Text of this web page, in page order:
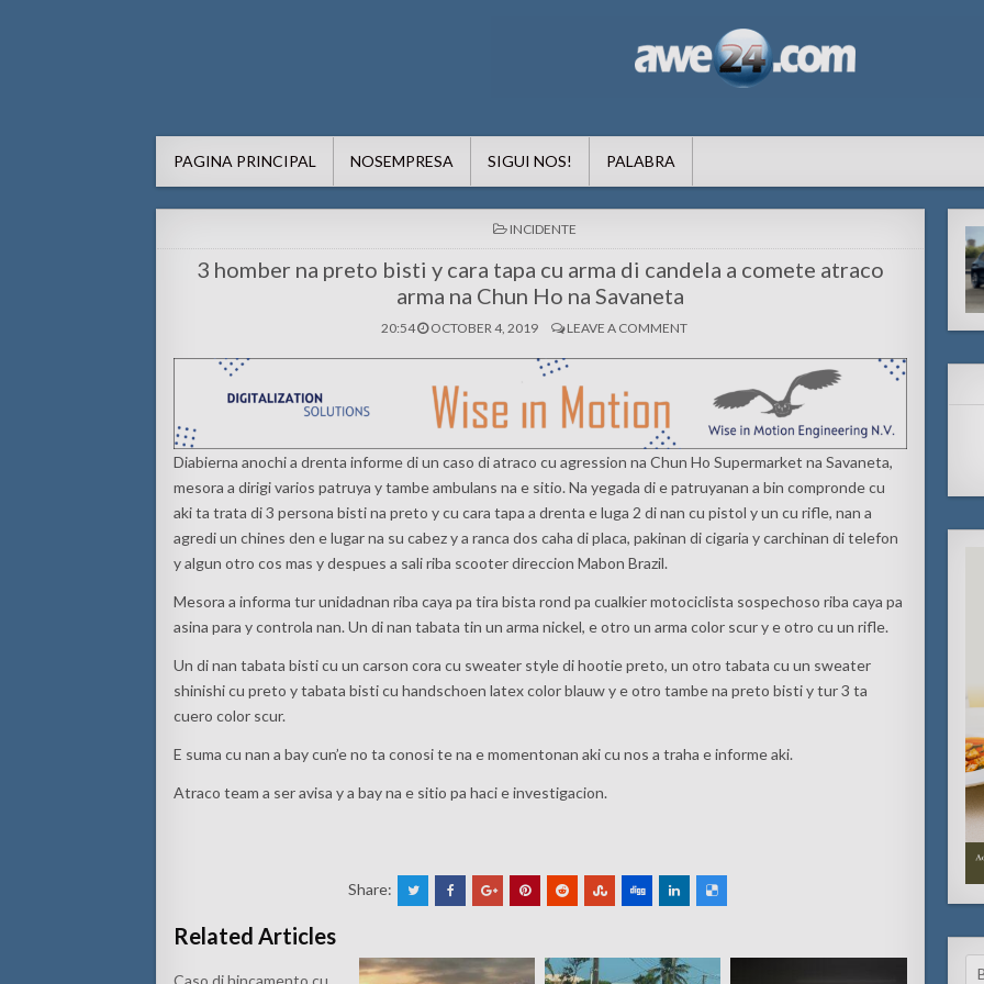
PAGINA PRINCIPAL NOSEMPRESA SIGUI NOS! PALABRA
POSTED
IN
INCIDENTE
3 homber na preto bisti y cara tapa cu arma di candela a comete atraco
arma na Chun Ho na Savaneta
20:54 OCTOBER 4, 2019 LEAVE A COMMENT
Diabierna anochi a drenta informe di un caso di atraco cu agression na Chun Ho Supermarket na Savaneta,
mesora a dirigi varios patruya y tambe ambulans na e sitio. Na yegada di e patruyanan a bin compronde cu
aki ta trata di 3 persona bisti na preto y cu cara tapa a drenta e luga 2 di nan cu pistol y un cu rifle, nan a
agredi un chines den e lugar na su cabez y a ranca dos caha di placa, pakinan di cigaria y carchinan di telefon
y algun otro cos mas y despues a sali riba scooter direccion Mabon Brazil.
Mesora a informa tur unidadnan riba caya pa tira bista rond pa cualkier motociclista sospechoso riba caya pa
asina para y controla nan. Un di nan tabata tin un arma nickel, e otro un arma color scur y e otro cu un rifle.
Un di nan tabata bisti cu un carson cora cu sweater style di hootie preto, un otro tabata cu un sweater
shinishi cu preto y tabata bisti cu handschoen latex color blauw y e otro tambe na preto bisti y tur 3 ta
cuero color scur.
E suma cu nan a bay cun’e no ta conosi te na e momentonan aki cu nos a traha e informe aki.
Atraco team a ser avisa y a bay na e sitio pa haci e investigacion.
Share:
Related Articles
Caso di hincamento cu